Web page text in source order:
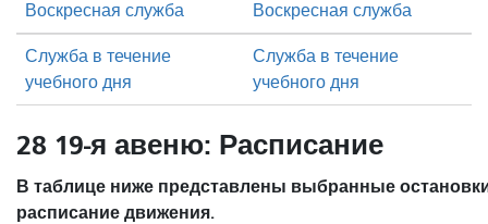
Воскресная служба Воскресная служба
Служба в течение
учебного дня
Служба в течение
учебного дня
28 19-я авеню: Расписание
В таблице ниже представлены выбранные
расписание движения.